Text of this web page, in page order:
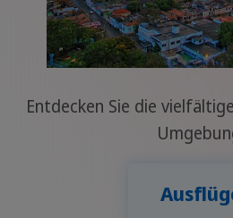
Entdecken Sie die